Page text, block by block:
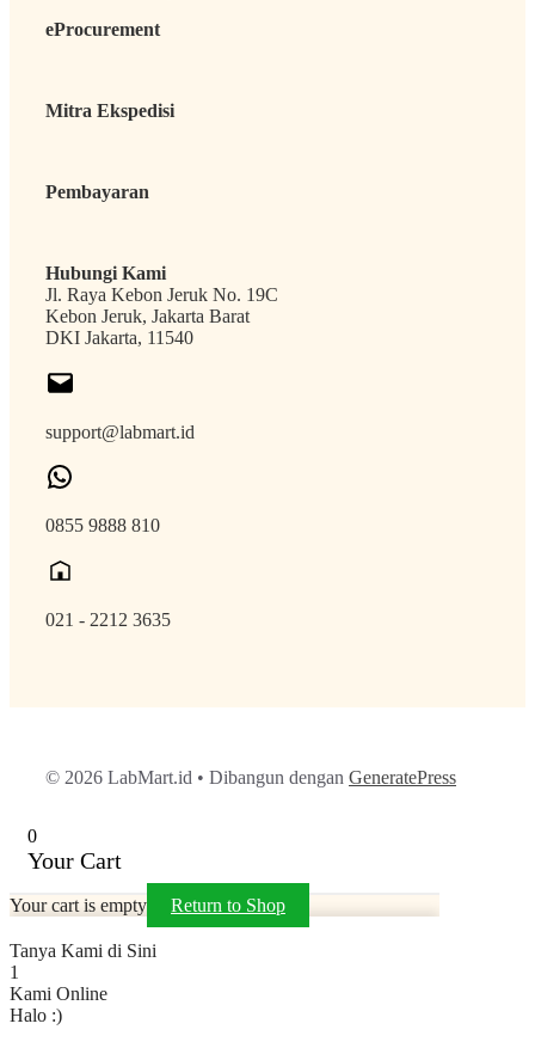
eProcurement
Mitra Ekspedisi
Pembayaran
Hubungi Kami
Jl. Raya Kebon Jeruk No. 19C
Kebon Jeruk, Jakarta Barat
DKI Jakarta, 11540
support@labmart.id
0855 9888 810
021 - 2212 3635
© 2026 LabMart.id • Dibangun dengan GeneratePress
0
Your Cart
Your cart is empty Return to Shop
Tanya Kami di Sini
1
Kami Online
Halo :)